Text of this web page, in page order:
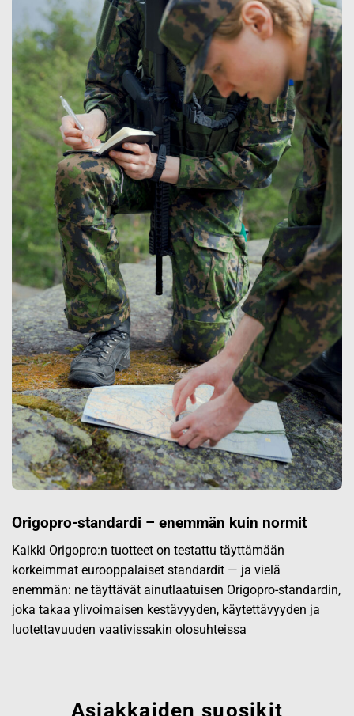
Origopro-standardi – enemmän kuin normit
Kaikki Origopro:n tuotteet on testattu täyttämään
korkeimmat eurooppalaiset standardit — ja vielä
enemmän: ne täyttävät ainutlaatuisen Origopro-standardin,
joka takaa ylivoimaisen kestävyyden, käytettävyyden ja
luotettavuuden vaativissakin olosuhteissa
Asiakkaiden suosikit